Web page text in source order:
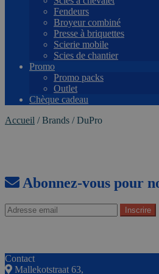
Fendeurs
Broyeur combiné
Presse à briquettes
Scierie mobile
Scies de chantier
Promo
Promo packs
Outlet
Chèque cadeau
Accueil /Brands /DuPro
Abonnez-vous pour
Contact
Mallekotstraat 63,